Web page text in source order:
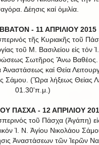
Δέησις καί ὁμιλία.
- 11 ΑΠΡΙΛΙΟΥ 2015
τῆς Κυριακῆς τοῦ
τοῦ Μ. Βασιλείου εἰς τόν
Σωτῆρος Ἄνω Βαθέος.
καί Θεία
Σάμου. (Ὣρα λήξεως Θείας
01.30'π.μ.)
ΠΑΣΧΑ - 12 ΑΠΡΙΛΙΟΥ
τοῦ Πάσχα (Ἀγάπη)
Ἱ. Ν. Ἁγίου Νικολάου
Ἀναστάσεων τῶν Ἱερῶν